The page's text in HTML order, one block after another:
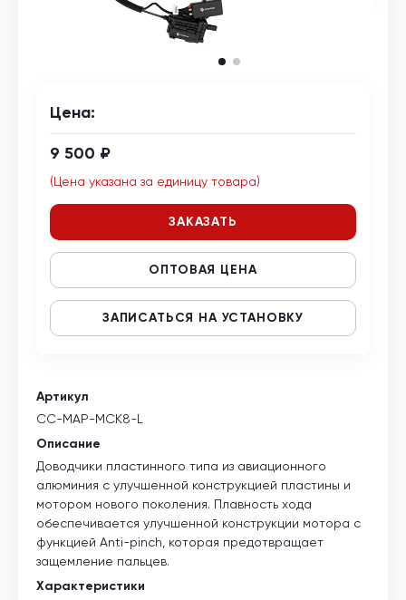
Артикул
CC-MAP-MCK8-L
Описание
Доводчики пластинного типа из авиационного
алюминия с улучшенной конструкцией пластины и
мотором нового поколения. Плавность хода
обеспечивается улучшенной конструкции мотора с
функцией Anti-pinch, которая предотвращает
защемление пальцев.
Характеристики
Цена:
9 500 ₽
(Цена указана за единицу товара)
ЗАКАЗАТЬ
ОПТОВАЯ ЦЕНА
ЗАПИСАТЬСЯ НА УСТАНОВКУ